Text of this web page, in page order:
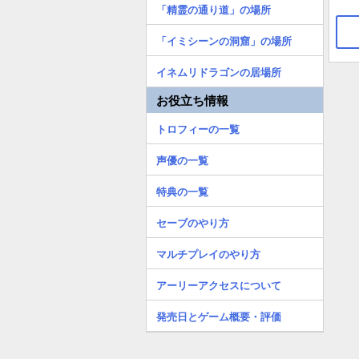
「精霊の通り道」の場所
「イミシーンの洞窟」の場所
イネムリドラゴンの居場所
お役立ち情報
トロフィーの一覧
声優の一覧
特典の一覧
セーブのやり方
マルチプレイのやり方
アーリーアクセスについて
発売日とゲーム概要・評価